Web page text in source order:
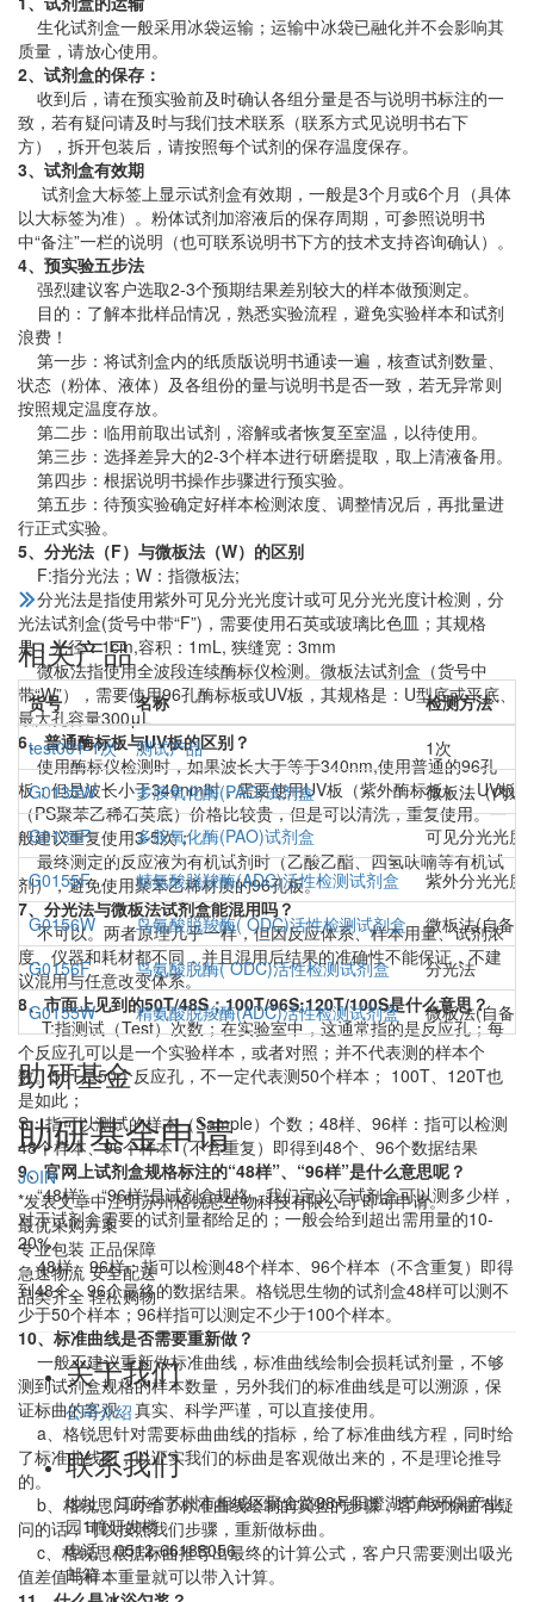
生化试剂盒一般采用冰袋运输；运输中冰袋已融化并不会影响其
质量，请放心使用。
2、试剂盒的保存：
收到后，请在预实验前及时确认各组分量是否与说明书标注的一
致，若有疑问请及时与我们技术联系（联系方式见说明书右下
方），拆开包装后，请按照每个试剂的保存温度保存。
3、试剂盒有效期
试剂盒大标签上显示试剂盒有效期，一般是3个月或6个月（具体
以大标签为准）。粉体试剂加溶液后的保存周期，可参照说明书
中“备注”一栏的说明（也可联系说明书下方的技术支持咨询确认）。
4、预实验五步法
强烈建议客户选取2-3个预期结果差别较大的样本做预测定。
目的：了解本批样品情况，熟悉实验流程，避免实验样本和试剂
浪费！
第一步：将试剂盒内的纸质版说明书通读一遍，核查试剂数量、
状态（粉体、液体）及各组份的量与说明书是否一致，若无异常则
按照规定温度存放。
第二步：临用前取出试剂，溶解或者恢复至室温，以待使用。
第三步：选择差异大的2-3个样本进行研磨提取，取上清液备用。
第四步：根据说明书操作步骤进行预实验。
第五步：待预实验确定好样本检测浓度、调整情况后，再批量进
行正式实验。
5、分光法（F）与微板法（W）的区别
F:指分光法；W：指微板法;
分光法是指使用紫外可见分光光度计或可见分光光度计检测，分
光法试剂盒(货号中带“F”)，需要使用石英或玻璃比色皿；其规格
是：光径：1cm,容积：1mL, 狭缝宽：3mm
微板法指使用全波段连续酶标仪检测。微板法试剂盒（货号中
带“W”），需要使用96孔酶标板或UV板，其规格是：U型底或平底、
最大孔容量300μL
6、普通酶标板与UV板的区别？
使用酶标仪检测时，如果波长大于等于340nm,使用普通的96孔
板；但是波长小于340nm时，需要使用UV板（紫外酶标板）；UV板
（PS聚苯乙稀石英底）价格比较贵，但是可以清洗，重复使用。一
般建议重复使用3-5次；
最终测定的反应液为有机试剂时（乙酸乙酯、四氢呋喃等有机试
剂），避免使用聚苯乙稀材质的96孔板。
7、分光法与微板法试剂盒能混用吗？
不可以。两者原理几乎一样，但因反应体系、样本用量、试剂浓
度、仪器和耗材都不同，并且混用后结果的准确性不能保证，不建
议混用与任意改变体系。
8、市面上见到的50T/48S；100T/96S;120T/100S是什么意思？
T:指测试（Test）次数；在实验室中，这通常指的是反应孔；每
个反应孔可以是一个实验样本，或者对照；并不代表测的样本个
数。50T是50个反应孔，不一定代表测50个样本； 100T、120T也
是如此；
S：指可以测试的样本（Sample）个数；48样、96样：指可以检测
48个样本、96个样本（不含重复）即得到48个、96个数据结果
9、官网上试剂盒规格标注的“48样”、“96样”是什么意思呢？
“48样”、“96样”是试剂盒规格，我们定义了试剂盒可以测多少样，
对于试剂盒需要的试剂量都给足的；一般会给到超出需用量的10-
20%。
48样、96样：指可以检测48个样本、96个样本（不含重复）即得
到48个、96个最终的数据结果。格锐思生物的试剂盒48样可以测不
少于50个样本；96样指可以测定不少于100个样本。
10、标准曲线是否需要重新做？
一般不建议重新做标准曲线，标准曲线绘制会损耗试剂量，不够
测到试剂盒规格的样本数量，另外我们的标准曲线是可以溯源，保
证标曲的客观、真实、科学严谨，可以直接使用。
a、格锐思针对需要标曲曲线的指标，给了标准曲线方程，同时给
了标准曲线图，以证实我们的标曲是客观做出来的，不是理论推导
的。
b、格锐思同时给了标准曲线绘制的实验的步骤，客户对标曲有疑
问的话，可以按照我们步骤，重新做标曲。
c、格锐思根据标曲推导出最终的计算公式，客户只需要测出吸光
值差值与样本重量就可以带入计算。
相关产品
货号 名称
检测方法
test001-1次
测试产品
1次
G0135W
多胺氧化酶(PAO)试剂盒
微板法（内送
G0135F
多胺氧化酶(PAO)试剂盒
可见分光光度
G0155F
精氨酸脱羧酶(ADC)活性检测试剂盒
紫外分光光度
G0156W
鸟氨酸脱羧酶( ODC)活性检测试剂盒
微板法(自备
G0156F
鸟氨酸脱酶( ODC)活性检测试剂盒
分光法
G0155W
精氨酸脱羧酶(ADC)活性检测试剂盒 微板法(自备
助研基金
助研基金申请
JOIN
*发表文章中注明苏州格锐思生物科技有限公司 即可申请。
最优采购方案
专业包装 正品保障
急速物流 安全配送
品类齐全 轻松购物
关于我们
公司介绍
联系我们
地址：江苏省苏州市相城区聚金路98号阳澄湖节能环保产业
园1幢研发楼
电话：0512-66188056
邮箱：